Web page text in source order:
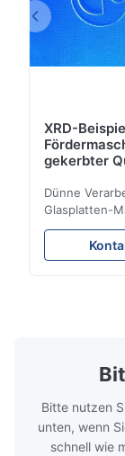
XRD-
gekerbter
angefertigt
Dünne
Glasplatten-
des hohen
Bitte nutzen
unten, wenn
schnell wie